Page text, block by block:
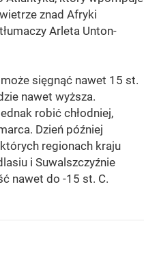
znad Afryki
Arleta Unton-
sięgnąć nawet 15 st.
nawet wyższa.
robić chłodniej,
Dzień później
regionach kraju
i Suwalszczyźnie
nawet do -15 st. C.